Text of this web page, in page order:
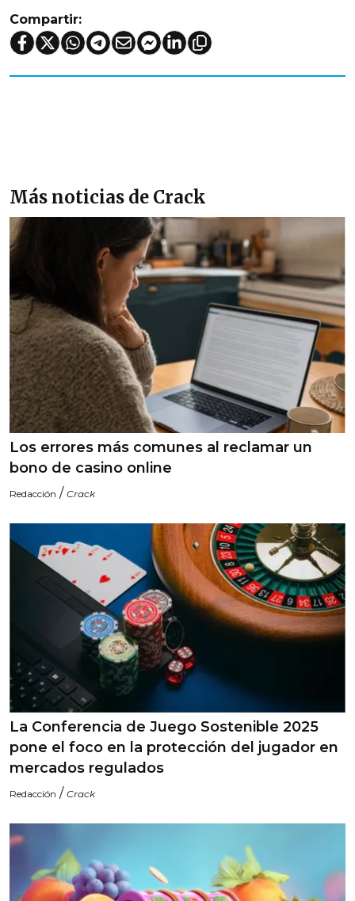
Compartir:
Más noticias de Crack
Los errores más comunes al reclamar un
bono de casino online
Redacción / Crack
La Conferencia de Juego Sostenible 2025
pone el foco en la protección del jugador en
mercados regulados
Redacción / Crack